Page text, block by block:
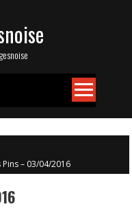
– 03/04/2016